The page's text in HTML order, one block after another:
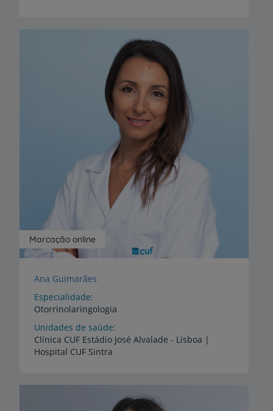
Marcação online
Ana Guimarães
Especialidade
Otorrinolaringologia
Unidades de saúde
Clínica CUF Estádio José Alvalade - Lisboa |
Hospital CUF Sintra